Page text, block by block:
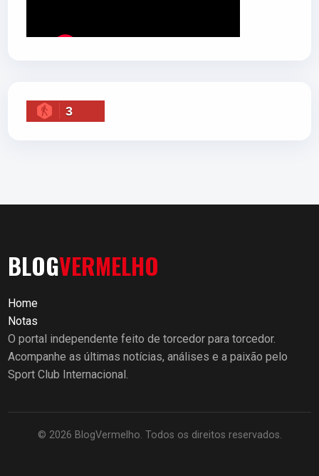
3
BLOGVERMELHO
Home
Notas
O portal independente feito de torcedor para torcedor.
Acompanhe as últimas notícias, análises e a paixão pelo
Sport Club Internacional.
© 2026 BlogVermelho. Todos os direitos reservados.